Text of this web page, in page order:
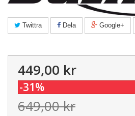
Twittra Dela Google+
449,00 kr
-31%
649,00 kr